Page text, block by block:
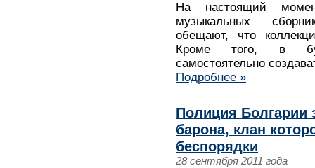
На настоящий
музыкальных
обещают, что
Кроме того, в
самостоятельно
Подробнее »
Полиция Болгарии
барона, клан
беспорядки
28 сентября 2011 года